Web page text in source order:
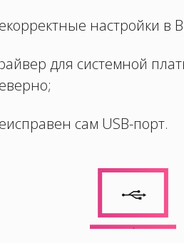
настройки в
для системной
сам USB-порт.
.